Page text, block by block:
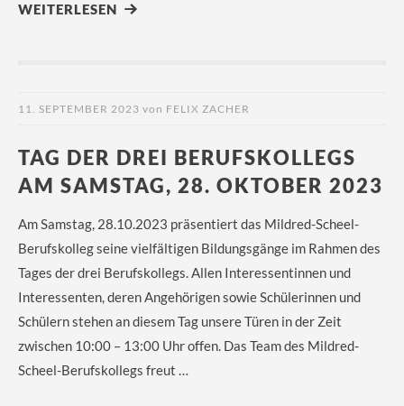
WEITERLESEN
11. SEPTEMBER 2023 von FELIX ZACHER
TAG DER DREI BERUFSKOLLEGS
AM SAMSTAG, 28. OKTOBER 2023
Am Samstag, 28.10.2023 präsentiert das Mildred-Scheel-
Berufskolleg seine vielfältigen Bildungsgänge im Rahmen des
Tages der drei Berufskollegs. Allen Interessentinnen und
Interessenten, deren Angehörigen sowie Schülerinnen und
Schülern stehen an diesem Tag unsere Türen in der Zeit
zwischen 10:00 – 13:00 Uhr offen. Das Team des Mildred-
Scheel-Berufskollegs freut …